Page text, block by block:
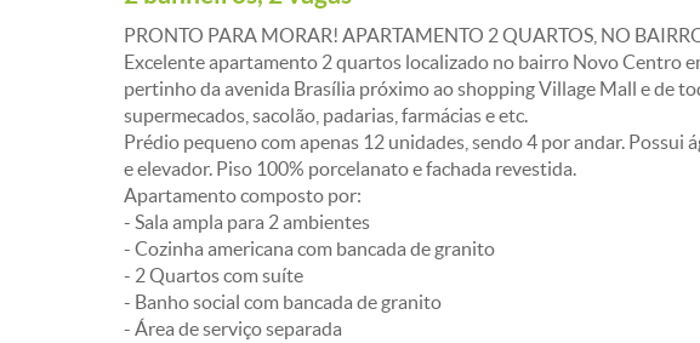
PRONTO PARA MORAR! APARTAMENTO 2 QUARTOS, NO
Excelente apartamento 2 quartos localizado no bairro Novo Centro
pertinho da avenida Brasília próximo ao shopping Village Mall e de
supermecados, sacolão, padarias, farmácias e etc.
Prédio pequeno com apenas 12 unidades, sendo 4 por andar. Possui
e elevador. Piso 100% porcelanato e fachada revestida.
Apartamento composto por:
- Sala ampla para 2 ambientes
- Cozinha americana com bancada de granito
- 2 Quartos com suíte
- Banho social com bancada de granito
- Área de serviço separada